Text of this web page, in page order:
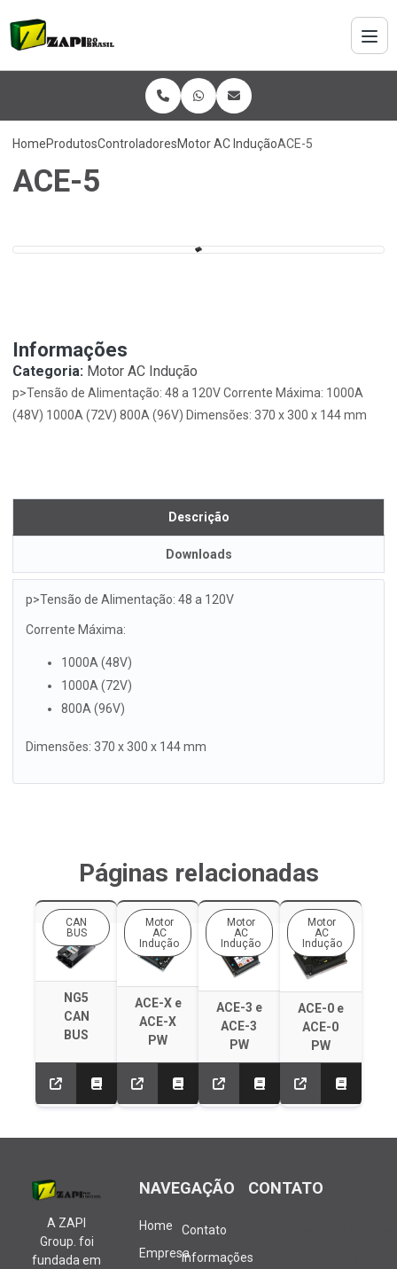
HomeProdutosControladoresMotor AC InduçãoACE-5
ACE-5
Informações
Categoria: Motor AC Indução
p>Tensão de Alimentação: 48 a 120V Corrente Máxima: 1000A
(48V) 1000A (72V) 800A (96V) Dimensões: 370 x 300 x 144 mm
Descrição
Downloads
p>Tensão de Alimentação: 48 a 120V
Corrente Máxima:
1000A (48V)
1000A (72V)
800A (96V)
Dimensões: 370 x 300 x 144 mm
Páginas relacionadas
NG5
CAN
BUS
CAN
BUS
ACE-X e
ACE-X
PW
Motor
AC
Indução
ACE-3 e
ACE-3
PW
Motor
AC
Indução
ACE-0 e
ACE-0
PW
Motor
AC
Indução
A ZAPI
Group. foi
fundada em
NAVEGAÇÃO
Home
Empresa
Contato
Informações
CONTATO